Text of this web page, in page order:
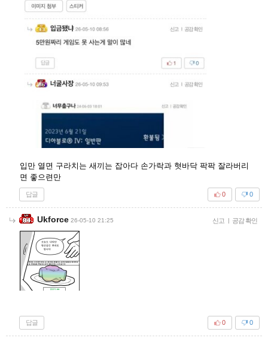
입만 열면 구라치는 새끼는 잡아다 손가락과 혓바닥 팍팍 잘라버리
면 좋으련만
답글 0
0
Ukforce 26-05-10 21:25 신고 | 공감 확인
답글 0
0